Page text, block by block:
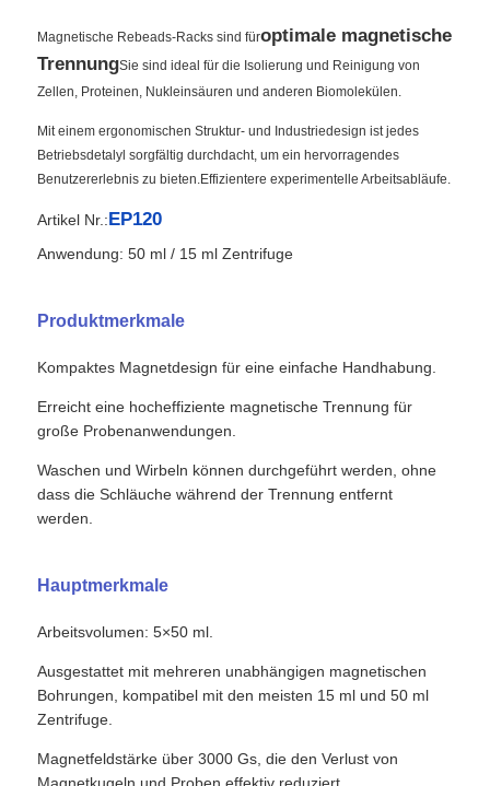
Magnetische Rebeads-Racks sind füroptimale magnetische
TrennungSie sind ideal für die Isolierung und Reinigung von
Zellen, Proteinen, Nukleinsäuren und anderen Biomolekülen.
Mit einem ergonomischen Struktur- und Industriedesign ist jedes
Betriebsdetalyl sorgfältig durchdacht, um ein hervorragendes
Benutzererlebnis zu bieten.Effizientere experimentelle Arbeitsabläufe.
Artikel Nr.:EP120
Anwendung: 50 ml / 15 ml Zentrifuge
Produktmerkmale
Kompaktes Magnetdesign für eine einfache Handhabung.
Erreicht eine hocheffiziente magnetische Trennung für
große Probenanwendungen.
Waschen und Wirbeln können durchgeführt werden, ohne
dass die Schläuche während der Trennung entfernt
werden.
Hauptmerkmale
Arbeitsvolumen: 5×50 ml.
Ausgestattet mit mehreren unabhängigen magnetischen
Bohrungen, kompatibel mit den meisten 15 ml und 50 ml
Zentrifuge.
Magnetfeldstärke über 3000 Gs, die den Verlust von
Magnetkugeln und Proben effektiv reduziert.